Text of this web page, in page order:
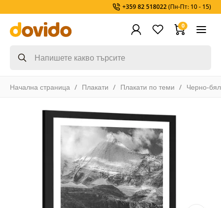
+359 82 518022(Пн-Пт: 10 - 15)
0
Начална страница Плакати Плакати по теми Черно-